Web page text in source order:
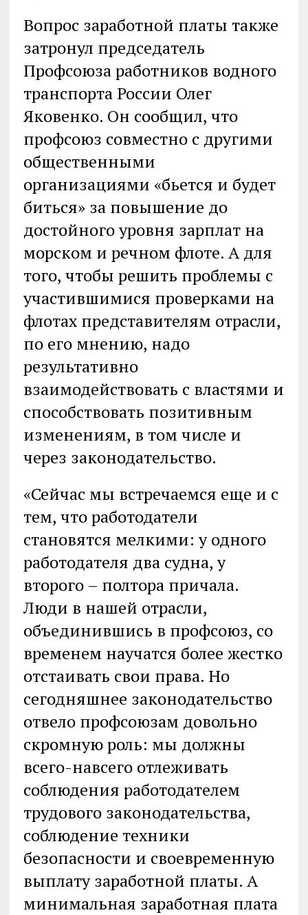
Вопрос заработной платы также
затронул председатель
Профсоюза работников водного
транспорта России Олег
Яковенко. Он сообщил, что
профсоюз совместно с другими
общественными
организациями «бьется и будет
биться» за повышение до
достойного уровня зарплат на
морском и речном флоте. А для
того, чтобы решить проблемы с
участившимися проверками на
флотах представителям отрасли,
по его мнению, надо
результативно
взаимодействовать с властями и
способствовать позитивным
изменениям, в том числе и
через законодательство.
«Сейчас мы встречаемся еще и с
тем, что работодатели
становятся мелкими: у одного
работодателя два судна, у
второго – полтора причала.
Люди в нашей отрасли,
объединившись в профсоюз, со
временем научатся более жестко
отстаивать свои права. Но
сегодняшнее законодательство
отвело профсоюзам довольно
скромную роль: мы должны
всего-навсего отлеживать
соблюдения работодателем
трудового законодательства,
соблюдение техники
безопасности и своевременную
выплату заработной платы. А
минимальная заработная плата